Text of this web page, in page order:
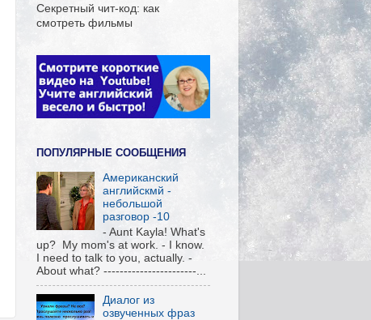
Секретный чит-код: как
смотреть фильмы
ПОПУЛЯРНЫЕ СООБЩЕНИЯ
Американский
английскмй -
небольшой
разговор -10
- Aunt Kayla! What's
up? My mom's at work. - I know.
I need to talk to you, actually. -
About what? -----------------------...
Диалог из
озвученных фраз